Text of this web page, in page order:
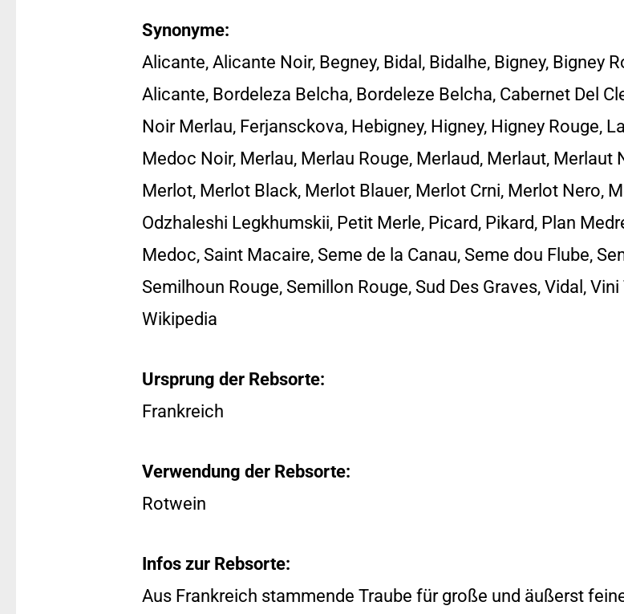
Synonyme:
Alicante, Alicante Noir, Begney, Bidal, Bidalhe, Bigney, Bigney
Alicante, Bordeleza Belcha, Bordeleze Belcha, Cabernet Del
Noir Merlau, Ferjansckova, Hebigney, Higney, Higney Rouge,
Medoc Noir, Merlau, Merlau Rouge, Merlaud, Merlaut, Merlaut
Merlot, Merlot Black, Merlot Blauer, Merlot Crni, Merlot Nero,
Odzhaleshi Legkhumskii, Petit Merle, Picard, Pikard, Plan
Medoc, Saint Macaire, Seme de la Canau, Seme dou Flube,
Semilhoun Rouge, Semillon Rouge, Sud Des Graves, Vidal,
Wikipedia
Ursprung der Rebsorte:
Frankreich
Verwendung der Rebsorte:
Rotwein
Infos zur Rebsorte:
Aus Frankreich stammende Traube für große und äußerst